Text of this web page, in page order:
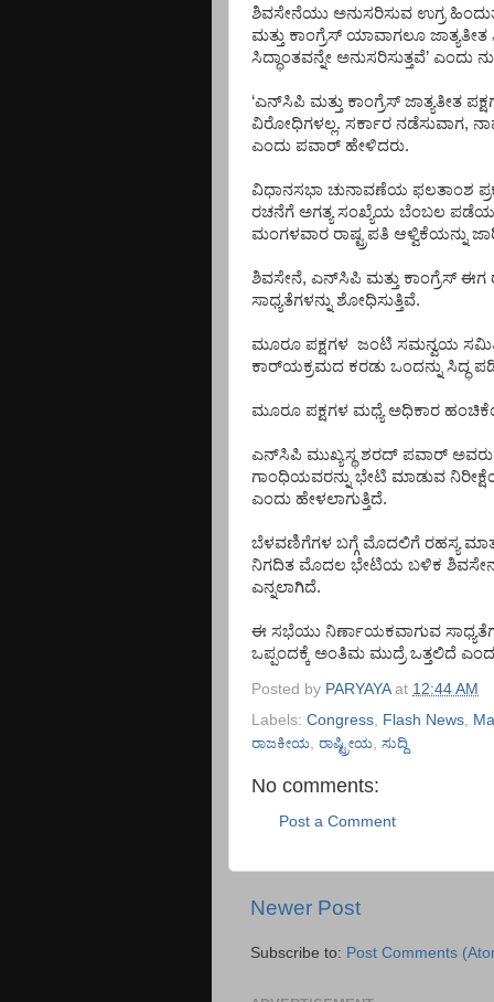
ಶಿವಸೇನೆಯು ಅನುಸರಿಸುವ ಉಗ್ರ
ಮತ್ತು ಕಾಂಗ್ರೆಸ್ ಯಾವಾಗಲೂ ಜಾತ್ಯತೀತ
ಸಿದ್ಧಾಂತವನ್ನೇ ಅನುಸರಿಸುತ್ತವೆ’ ಎಂದು
‘ಎನ್ಸಿಪಿ ಮತ್ತು ಕಾಂಗ್ರೆಸ್ ಜಾತ್ಯತೀತ
ವಿರೋಧಿಗಳಲ್ಲ. ಸರ್ಕಾರ ನಡೆಸುವಾಗ,
ಎಂದು ಪವಾರ್ ಹೇಳಿದರು.
ವಿಧಾನಸಭಾ ಚುನಾವಣೆಯ ಫಲತಾಂಶ
ರಚನೆಗೆ ಅಗತ್ಯ ಸಂಖ್ಯೆಯ ಬೆಂಬಲ
ಮಂಗಳವಾರ ರಾಷ್ಟ್ರಪತಿ ಆಳ್ವಿಕೆಯನ್ನು
ಶಿವಸೇನೆ, ಎನ್ಸಿಪಿ ಮತ್ತು ಕಾಂಗ್ರೆಸ್ ಈಗ
ಸಾಧ್ಯತೆಗಳನ್ನು ಶೋಧಿಸುತ್ತಿವೆ.
ಮೂರೂ ಪಕ್ಷಗಳ ಜಂಟಿ ಸಮನ್ವಯ
ಕಾರ್ಯಕ್ರಮದ ಕರಡು ಒಂದನ್ನು ಸಿದ್ಧ
ಮೂರೂ ಪಕ್ಷಗಳ ಮಧ್ಯೆ ಅಧಿಕಾರ
ಎನ್ಸಿಪಿ ಮುಖ್ಯಸ್ಥ ಶರದ್ ಪವಾರ್ ಅವರು
ಗಾಂಧಿಯವರನ್ನು ಭೇಟಿ ಮಾಡುವ
ಎಂದು ಹೇಳಲಾಗುತ್ತಿದೆ.
ಬೆಳವಣಿಗೆಗಳ ಬಗ್ಗೆ ಮೊದಲಿಗೆ ರಹಸ್ಯ
ನಿಗದಿತ ಮೊದಲ ಭೇಟಿಯ ಬಳಿಕ
ಎನ್ನಲಾಗಿದೆ.
ಈ ಸಭೆಯು ನಿರ್ಣಾಯಕವಾಗುವ
ಒಪ್ಪಂದಕ್ಕೆ ಅಂತಿಮ ಮುದ್ರೆ ಒತ್ತಲಿದೆ
Posted by PARYAYA at 12:44 AM
Labels: Congress Flash News
ರಾಜಕೀಯ ರಾಷ್ಟ್ರೀಯ ಸುದ್ದಿ
No comments:
Post a Comment
Newer Post
Subscribe to: Post Comments